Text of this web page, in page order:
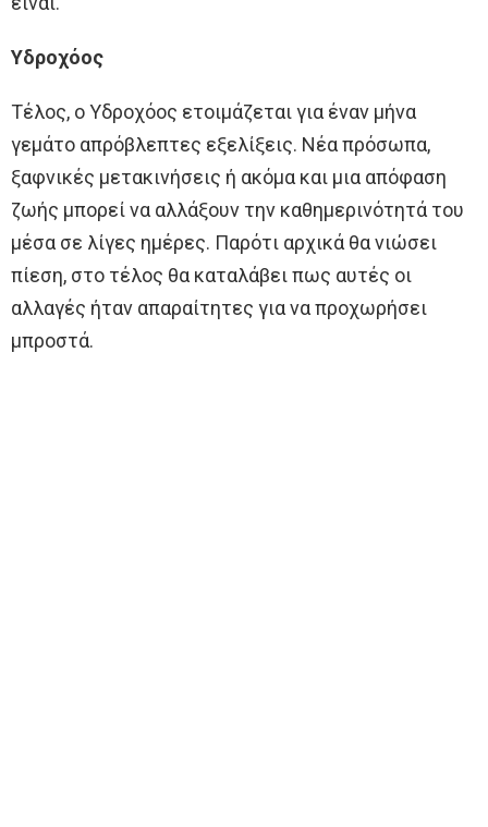
Υδροχόος
Τέλος, ο Υδροχόος ετοιμάζεται για έναν μήνα
γεμάτο απρόβλεπτες εξελίξεις. Νέα πρόσωπα,
ξαφνικές μετακινήσεις ή ακόμα και μια απόφαση
ζωής μπορεί να αλλάξουν την καθημερινότητά του
μέσα σε λίγες ημέρες. Παρότι αρχικά θα νιώσει
πίεση, στο τέλος θα καταλάβει πως αυτές οι
αλλαγές ήταν απαραίτητες για να προχωρήσει
μπροστά.